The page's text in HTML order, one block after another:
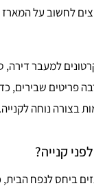
לחשוב על
למעבר דירה,
פריטים שבירים,
בצורה נוחה לקנייה.
קנייה?
ביחס לנפח